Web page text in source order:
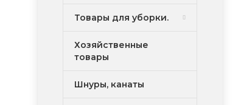
Товары для уборки.
Хозяйственные
товары
Шнуры, канаты